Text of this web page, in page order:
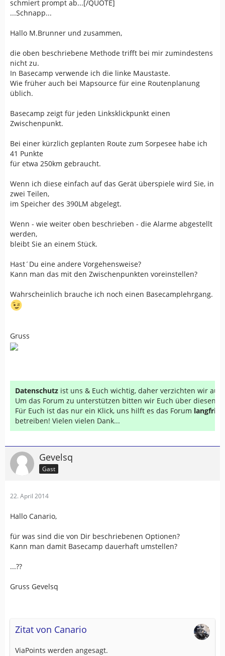
schmiert prompt ab...[/QUOTE]
...Schnapp...
Hallo M.Brunner und zusammen,
die oben beschriebene Methode trifft bei mir zumindestens
nicht zu.
In Basecamp verwende ich die linke Maustaste.
Wie früher auch bei Mapsource für eine Routenplanung
üblich.
Basecamp zeigt für jeden Linksklickpunkt einen
Zwischenpunkt.
Bei einer kürzlich geplanten Route zum Sorpesee habe ich
41 Punkte
für etwa 250km gebraucht.
Wenn ich diese einfach auf das Gerät überspiele wird Sie, in
zwei Teilen,
im Speicher des 390LM abgelegt.
Wenn - wie weiter oben beschrieben - die Alarme abgestellt
werden,
bleibt Sie an einem Stück.
Hast´Du eine andere Vorgehensweise?
Kann man das mit den Zwischenpunkten voreinstellen?
Wahrscheinlich brauche ich noch einen Basecamplehrgang.
Gruss
Datenschutz ist uns & Euch wichtig, daher verzichten wir auf
Um das Forum zu unterstützen bitten wir Euch über diesen
Für Euch ist das nur ein Klick, uns hilft es das Forum
betreiben! Vielen vielen Dank...
Gevelsq
Gast
22. April 2014
Hallo Canario,
für was sind die von Dir beschriebenen Optionen?
Kann man damit Basecamp dauerhaft umstellen?
...??
Gruss Gevelsq
Zitat von Canario
ViaPoints werden angesagt.